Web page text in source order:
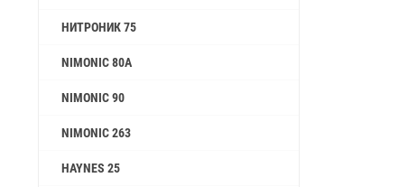
НИТРОНИК 75
NIMONIC 80A
NIMONIC 90
NIMONIC 263
HAYNES 25